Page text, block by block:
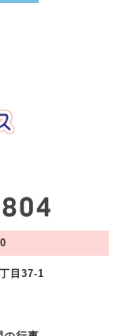
目37-1